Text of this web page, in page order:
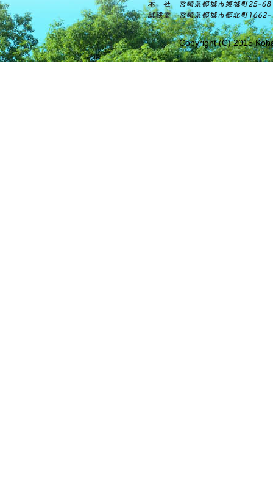
Copyright (C) 2015